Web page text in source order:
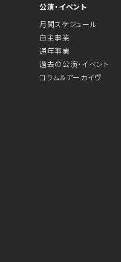
公演・イベント
月間スケジュール
自主事業
通年事業
過去の公演・イベント
コラム＆アーカイヴ